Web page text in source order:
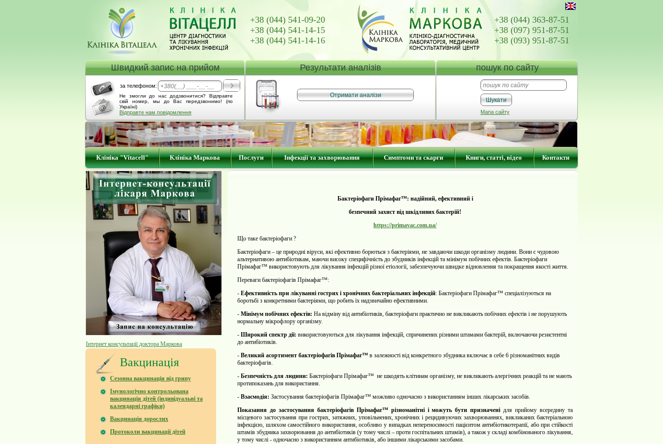
+38 (044) 541-09-20
+38 (044) 541-14-15
+38 (044) 541-14-16
+38 (044) 363-87-51
+38 (097) 951-87-51
+38 (093) 951-87-51
Швидкий запис на прийом
за телефоном:
Не змогли до нас додзвонитися? Відправте
свій номер, мы до Вас передзвонимо! (по
Україні)
Відправте нам повідомлення
Результати аналізів пошук по сайту
Мапа сайту
Клініка "Vitacell" Клініка Маркова Послуги Інфекції та захворювання Симптоми та скарги Книги, статті, відео Контакти
Інтернет консультації доктора Маркова
Вакцинація
Сезонна вакцинація від грипу
Імунологічно контрольована
вакцинація дітей (індивідуальні та
календарні графіки)
Вакцинація дорослих
Протоколи вакцинації дітей
Бактеріофаги Прімафаг™: надійний, ефективний і
безпечний захист від шкідливих бактерій!
https://primavac.com.ua/
Що таке бактеріофаги ?
Бактеріофаги – це природні віруси, які ефективно борються з бактеріями, не завдаючи шкоди організму людини. Вони є чудовою
альтернативою антибіотикам, маючи високу специфічність до збудників інфекцій та мінімум побічних ефектів. Бактеріофаги
Прімафаг™ використовують для лікування інфекцій різної етіології, забезпечуючи швидке відновлення та покращення якості життя.
Переваги бактеріофагів Прімафаг™:
- Ефективність при лікуванні гострих і хронічних бактеріальних інфекцій: Бактеріофаги Прімафаг™ спеціалізуються на
боротьбі з конкретними бактеріями, що робить їх надзвичайно ефективними.
- Мінімум побічних ефектів: На відміну від антибіотиків, бактеріофаги практично не викликають побічних ефектів і не порушують
нормальну мікрофлору організму.
- Широкий спектр дії: використовуються для лікування інфекцій, спричинених різними штамами бактерій, включаючи резистентні
до антибіотиків.
- Великий асортимент бактеріофагів Прімафаг™ в залежності від конкретного збудника включає в себе 6 різноманітних видів
бактеріофагів.
- Безпечність для людини: Бактеріофаги Прімафаг™ не шкодять клітинам організму, не викликають алергічних реакцій та не мають
протипоказань для використання.
- Взаємодія: Застосування бактеріофагів Прімафаг™ можливо одночасно з використанням інших лікарських засобів.
Показання до застосування бактеріофагів Прімафаг™ різноманітні і можуть бути призначенідля прийому всередину та
місцевого застосування при гострих, затяжних, уповільнених, хронічних і рецидивуючих захворюваннях, викликаних бактеріальною
інфекцією, шляхом самостійного використання, особливо у випадкахнепереносимості пацієнтом антибіотикотерапії, або при стійкості
штамів збудника захворювання до антибіотиків (у тому числі – проти госпітальних штамів), а такожу складі комбінованого лікування,
у тому числі - одночасно з використанням антибіотиків, або іншими лікарськими засобами.